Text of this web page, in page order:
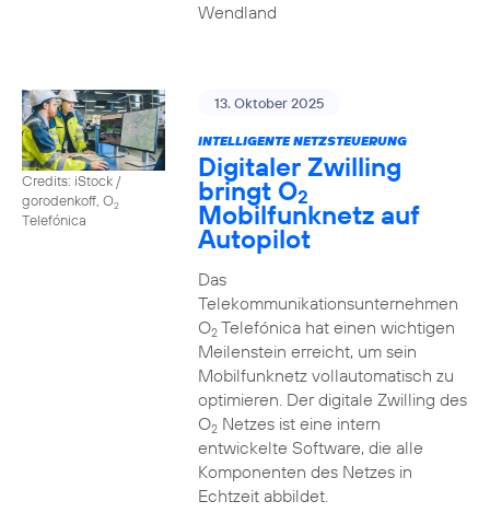
Wendland
Credits: iStock /
gorodenkoff, O2
Telefónica
13. Oktober 2025
INTELLIGENTE NETZSTEUERUNG
Digitaler Zwilling
bringt O2
Mobilfunknetz auf
Autopilot
Das
Telekommunikationsunternehmen
O2Telefónica hat einen wichtigen
Meilenstein erreicht, um sein
Mobilfunknetz vollautomatisch zu
optimieren. Der digitale Zwilling des
O2Netzes ist eine intern
entwickelte Software, die alle
Komponenten des Netzes in
Echtzeit abbildet.